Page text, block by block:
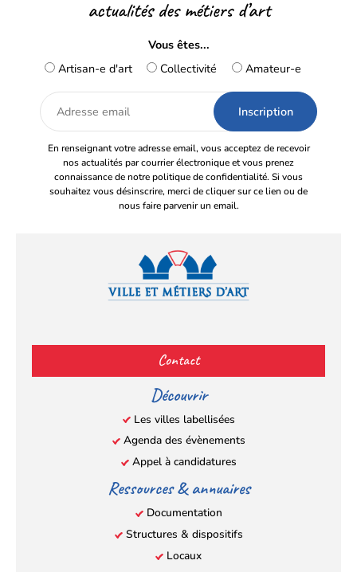
actualités des métiers d’art
Vous êtes...
Artisan-e d'art
Collectivité Amateur-e
Adresse
email
En renseignant votre adresse email, vous acceptez de recevoir
nos actualités par courrier électronique et vous prenez
connaissance de notre politique de confidentialité. Si vous
souhaitez vous désinscrire, merci de cliquer sur ce lien ou de
nous faire parvenir un email.
(s’ouvre
dans
un
nouvel
onglet)
(s’ouvre
dans
un
nouvel
onglet)
(s’ouvre
dans
un
nouvel
onglet)
(s’ouvre
un
nouvel
onglet)
Contact
Découvrir
Les villes labellisées
Agenda des évènements
Appel à candidatures
Ressources & annuaires
Documentation
Structures & dispositifs
Locaux